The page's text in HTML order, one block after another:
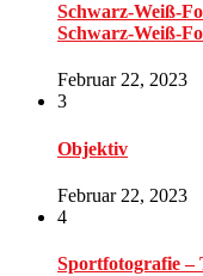
Schwarz-Weiß-
Schwarz-Weiß-
Februar 22, 2023
3
Objektiv
Februar 22, 2023
4
Sportfotografie –